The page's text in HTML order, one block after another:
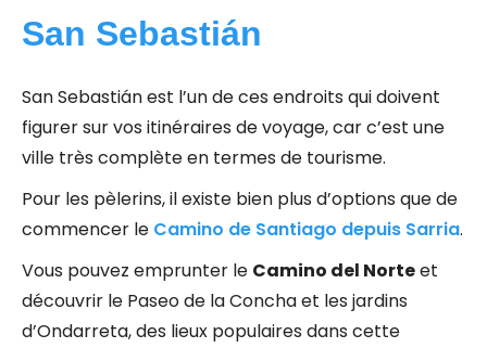
San Sebastián
San Sebastián est l’un de ces endroits qui doivent
figurer sur vos itinéraires de voyage, car c’est une
ville très complète en termes de tourisme.
Pour les pèlerins, il existe bien plus d’options que de
commencer le Camino de Santiago depuis Sarria.
Vous pouvez emprunter le Camino del Norteet
découvrir le Paseo de la Concha et les jardins
d’Ondarreta, des lieux populaires dans cette